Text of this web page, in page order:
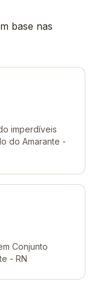
base nas
imperdíveis
do Amarante -
Conjunto
- RN